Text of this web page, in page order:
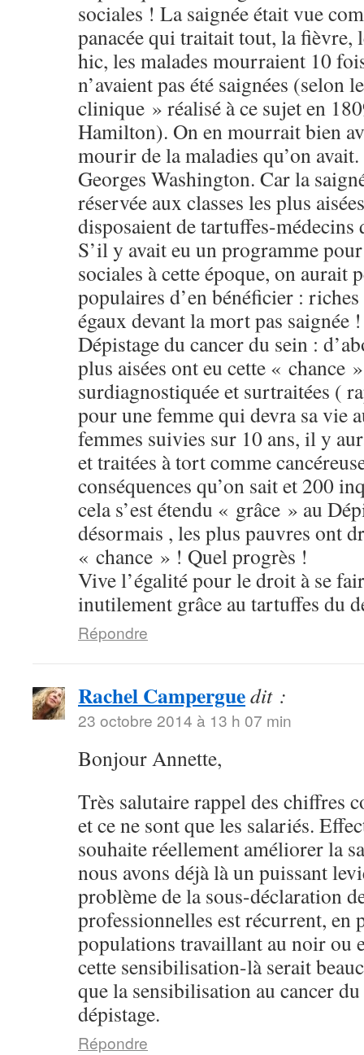
sociales ! La saignée était vue
panacée qui traitait tout, la
hic, les malades mourraient 10
n’avaient pas été saignées (selon
clinique » réalisé à ce sujet en
Hamilton). On en mourrait bien
mourir de la maladies qu’on
Georges Washington. Car la
réservée aux classes les plus
disposaient de tartuffes-médecins
S’il y avait eu un programme
sociales à cette époque, on aurait
populaires d’en bénéficier :
égaux devant la mort pas saignée
Dépistage du cancer du sein :
plus aisées ont eu cette « chance
surdiagnostiquée et surtraitées (
pour une femme qui devra sa vie
femmes suivies sur 10 ans, il y
et traitées à tort comme
conséquences qu’on sait et 200
cela s’est étendu « grâce » au
désormais , les plus pauvres ont
« chance » ! Quel progrès !
Vive l’égalité pour le droit à se
inutilement grâce au tartuffes du
Répondre
Rachel Camperguedit :
23 octobre 2014 à 13 h 07 min
Bonjour Annette,
Très salutaire rappel des chiffres
et ce ne sont que les salariés.
souhaite réellement améliorer la
nous avons déjà là un puissant
problème de la sous-déclaration
professionnelles est récurrent, en
populations travaillant au noir ou
cette sensibilisation-là serait
que la sensibilisation au cancer
dépistage.
Répondre